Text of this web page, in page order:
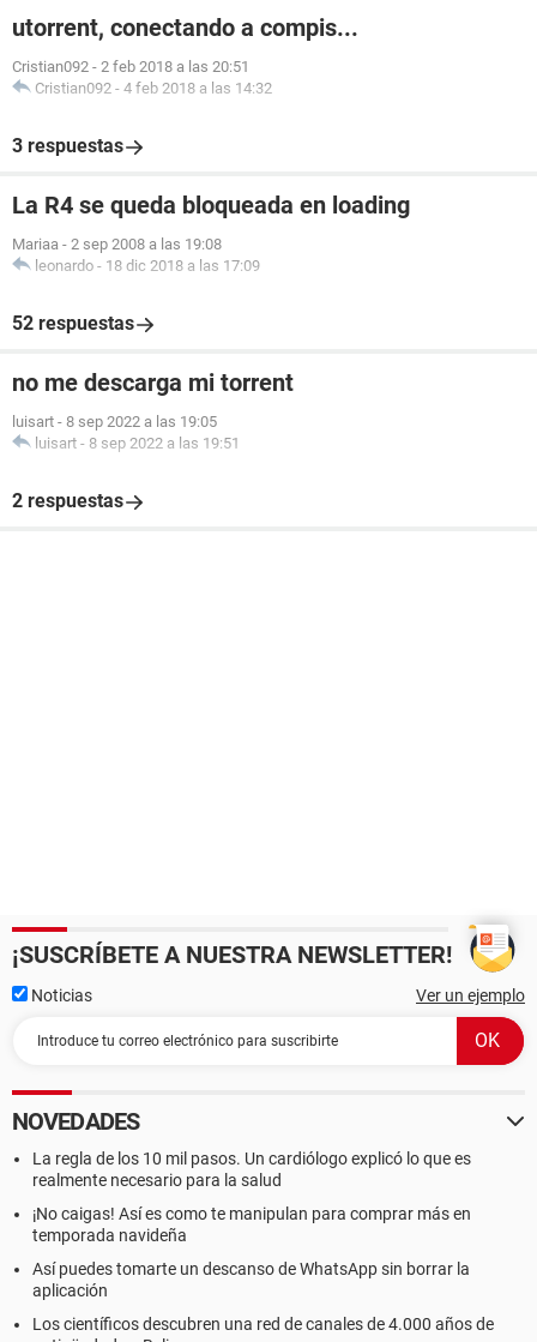
utorrent, conectando a compis...
Cristian092 - 2 feb 2018 a las 20:51
Cristian092 - 4 feb 2018 a las 14:32
3 respuestas
La R4 se queda bloqueada en loading
Mariaa - 2 sep 2008 a las 19:08
leonardo - 18 dic 2018 a las 17:09
52 respuestas
no me descarga mi torrent
luisart - 8 sep 2022 a las 19:05
luisart - 8 sep 2022 a las 19:51
2 respuestas
¡SUSCRÍBETE A NUESTRA NEWSLETTER!
Noticias Ver un ejemplo
NOVEDADES
La regla de los 10 mil pasos. Un cardiólogo explicó lo que es
realmente necesario para la salud
¡No caigas! Así es como te manipulan para comprar más en
temporada navideña
Así puedes tomarte un descanso de WhatsApp sin borrar la
aplicación
Los científicos descubren una red de canales de 4.000 años de